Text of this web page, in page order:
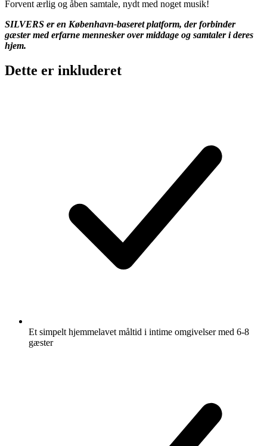
Forvent ærlig og åben samtale, nydt med noget musik!
SILVERS er en København-baseret platform, der forbinder
gæster med erfarne mennesker over middage og samtaler i deres
hjem.
Dette er inkluderet
Et simpelt hjemmelavet måltid i intime omgivelser med 6-8
gæster